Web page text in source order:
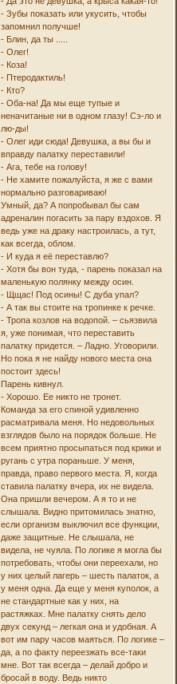
- Зубы показать или укусить, чтобы
запомнил получше!
- Блин, да ты .....
- Олег!
- Коза!
- Птеродактиль!
- Кто?
- Оба-на! Да мы еще тупые и
неначитаные ни в одном глазу! Сэ-ло и
лю-ды!
- Олег иди сюда! Девушка, а вы бы и
вправду палатку переставили!
- Ага, тебе на голову!
- Не хамите пожалуйста, я же с вами
нормально разговариваю!
Умный, да? А попробывал бы сам
адреналин погасить за пару вздохов. Я
ведь уже на драку настроилась, а тут,
как всегда, облом.
- И куда я её переставлю?
- Хотя бы вон туда, - парень показал на
маленькую полянку между осин.
- Щщас! Под осины! С дуба упал?
- А так вы стоите на тропинке к речке.
- Тропа козлов на водопой. – сьязвила
я, уже понимая, что переставить
палатку придется. – Ладно. Уговорили.
Но пока я не найду нового места она
постоит здесь!
Парень кивнул.
- Хорошо. Ее никто не тронет.
Команда за его спиной удивленно
расматривала меня. Но недовольных
взглядов было на порядок больше. Не
всем приятно просыпаться под крики и
ругань с утра пораньше. У меня,
правда, право первого места. Я, когда
ставила палатку вчера, их не видела.
Она пришли вечером. А я то и не
слышала. Видно притомилась знатно,
если организм выключил все функции,
даже защитные. Не слышала, не
видела, не чуяла. По логике я могла бы
потребовать, чтобы они переехали, но
у них целый лагерь – шесть палаток, а
у меня одна. Да еще у меня куполок, а
не стандартные как у них, на
растяжках. Мне палатку снять дело
двух секунд – легкая она и удобная. А
вот им пару часов маяться. По логике –
да, а по факту переезжать все-таки
мне. Вот так всегда – делай добро и
бросай в воду. Ведь никто